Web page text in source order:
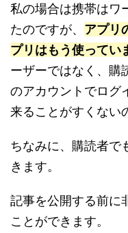
私の場合は携帯はワ
たのですが、 アプリ
プリはもう使ってい
ーザーではなく、購
のアカウントでログ
来ることがすくない
ちなみに、購読者で
きます。
記事を公開する前に
ことができます。